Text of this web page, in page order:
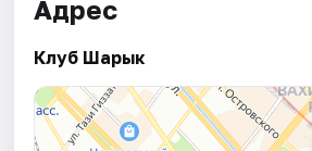
Адрес
Клуб Шарык